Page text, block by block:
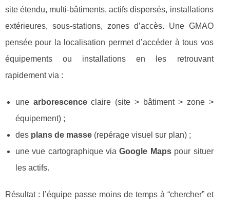
site étendu, multi-bâtiments, actifs dispersés, installations
extérieures, sous-stations, zones d’accès. Une GMAO
pensée pour la localisation permet d’accéder à tous vos
équipements ou installations en les retrouvant
rapidement via :
une arborescenceclaire (site > bâtiment > zone >
équipement) ;
des plans de masse (repérage visuel sur plan) ;
une vue cartographique viaGoogle Mapspour situer
les actifs.
Résultat : l’équipe passe moins de temps à “chercher” et